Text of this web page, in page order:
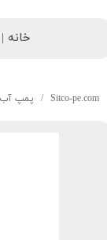
Sitco-pe.com پمپ آب